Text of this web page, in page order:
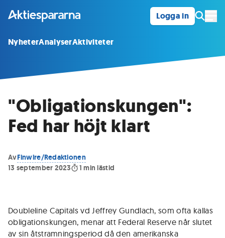
Logga in
NyheterAnalyserAktiviteter
"Obligationskungen":
Fed har höjt klart
AvFinwire/Redaktionen
13 september 2023
1 min lästid
Doubleline Capitals vd Jeffrey Gundlach, som ofta kallas
obligationskungen, menar att Federal Reserve når slutet
av sin åtstramningsperiod då den amerikanska